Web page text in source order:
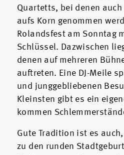
Quartetts, bei denen
aufs Korn genommen
Rolandsfest am Sonntag
Schlüssel. Dazwischen
denen auf mehreren
auftreten. Eine DJ-Meile
und junggebliebenen
Kleinsten gibt es ein
kommen
Gute Tradition ist es
zu den runden